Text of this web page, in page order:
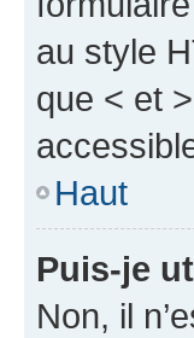
au style
que < et
Haut
Puis-je
Non, il